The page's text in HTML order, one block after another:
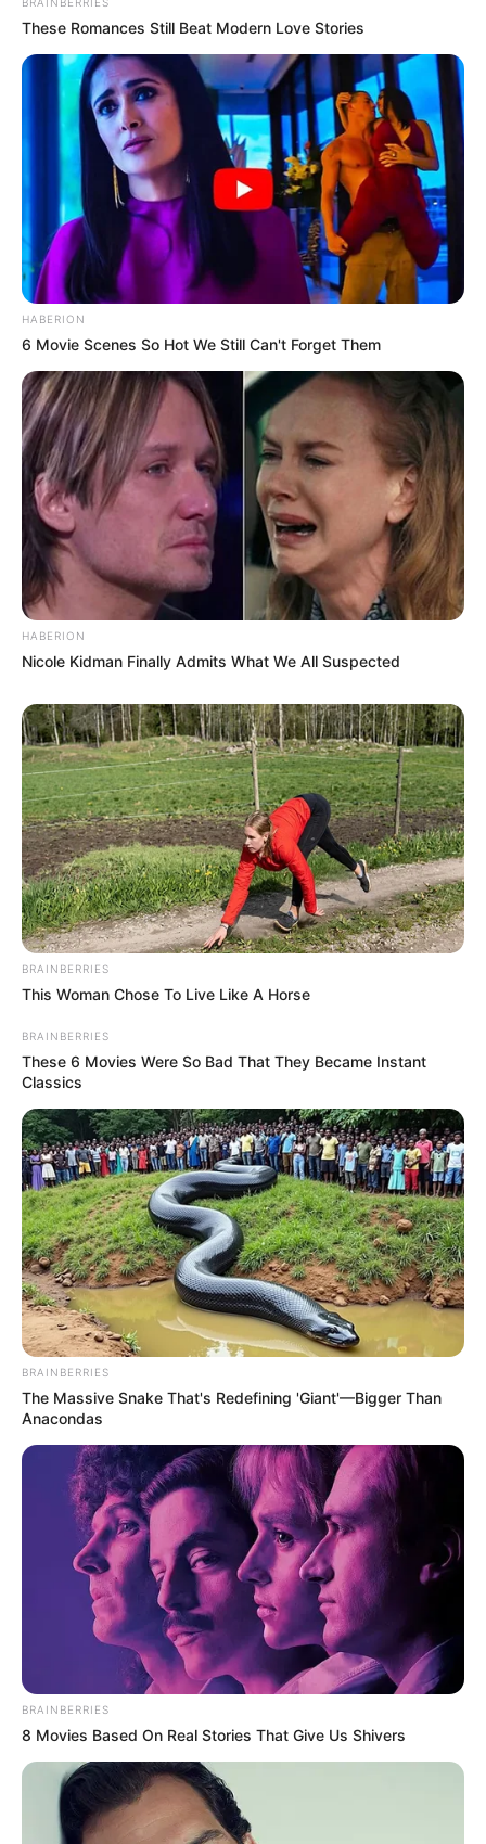
BRAINBERRIES
These Romances Still Beat Modern Love Stories
HABERION
6 Movie Scenes So Hot We Still Can't Forget Them
HABERION
Nicole Kidman Finally Admits What We All Suspected
BRAINBERRIES
This Woman Chose To Live Like A Horse
BRAINBERRIES
These 6 Movies Were So Bad That They Became Instant
Classics
BRAINBERRIES
The Massive Snake That's Redefining 'Giant'—Bigger Than
Anacondas
BRAINBERRIES
8 Movies Based On Real Stories That Give Us Shivers